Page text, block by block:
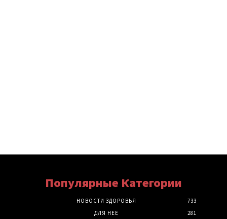
Популярные Категории
НОВОСТИ ЗДОРОВЬЯ
733
ДЛЯ НЕЕ
281